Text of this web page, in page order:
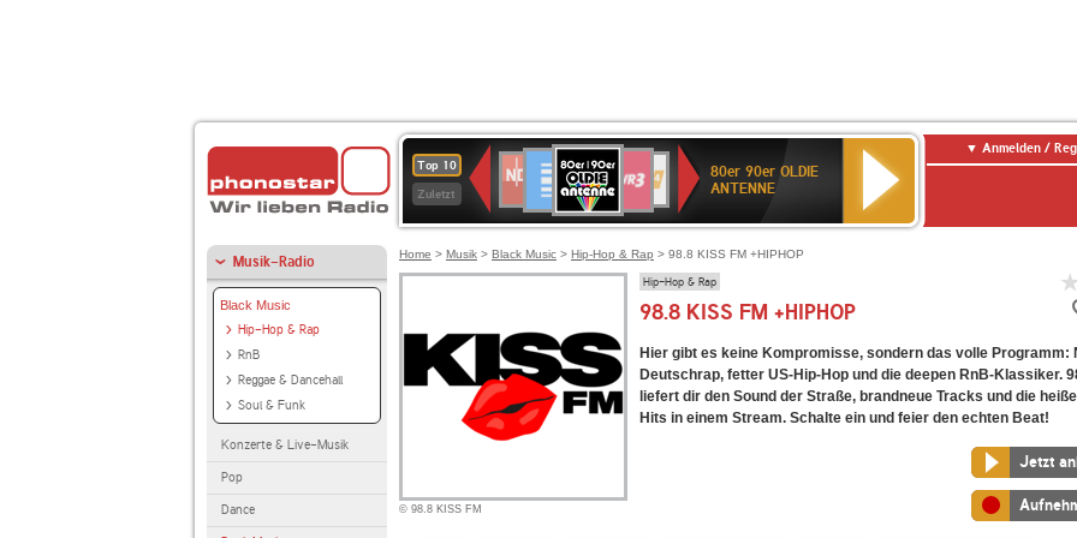
Top 10
Zuletzt
Deutschlandfunk
80er
90er
OLDIE
ANTENNE
SWR3
SWR
Kultur
NDR
2
80er 90er OLDIE
ANTENNE
Anmelden /
Musik-Radio
Black Music
Hip-Hop & Rap
RnB
Reggae & Dancehall
Soul & Funk
Konzerte & Live-Musik
Pop
Dance
Home > Musik > Black Music > Hip-Hop & Rap > 98.8 KISS FM +HIPHOP
© 98.8 KISS FM
Hip-Hop & Rap
98.8 KISS FM +HIPHOP
Hier gibt es keine Kompromisse, sondern das volle Programm:
Deutschrap, fetter US-Hip-Hop und die deepen RnB-Klassiker.
liefert dir den Sound der Straße, brandneue Tracks und die
Hits in einem Stream. Schalte ein und feier den echten Beat!
Jetzt